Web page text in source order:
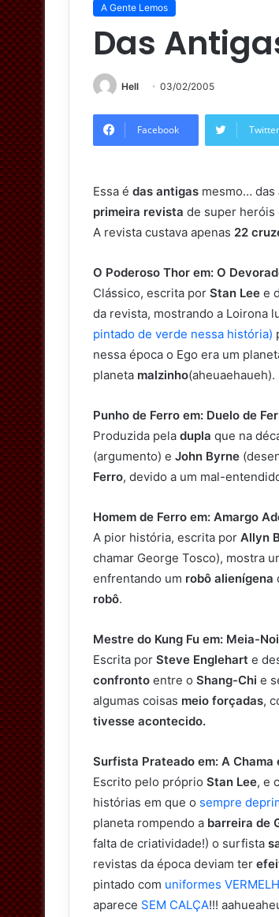
A Gente Lemos
Das
Hell 03/02/2005
Facebook Twitter
Essa é das antigas mesmo… das
primeira revista de super heróis
A revista custava apenas 22
O Poderoso Thor em: O
Clássico, escrita por Stan Lee e
da revista, mostrando a Loirona
pintado de verde nessa história)
nessa época o Ego era um
planeta malzinho(aheuaehaueh).
Punho de Ferro em: Duelo de
Produzida pela dupla que na
(argumento) e John Byrne
Ferro, devido a um mal-
Homem de Ferro em: Amargo
A pior história, escrita por Allyn
chamar George Tosco), mostra
enfrentando um robô alienígena
robô.
Mestre do Kung Fu em: Meia-
Escrita por Steve Englehart e
confronto entre o Shang-Chi e
algumas coisas meio forçadas,
tivesse acontecido.
Surfista Prateado em: A Chama
Escrito pelo próprio Stan Lee, e
histórias em que o sempre
planeta rompendo a barreira de
falta de criatividade!) o surfista
revistas da época deviam ter
pintado com uniformes
aparece SEM CALÇA!!!